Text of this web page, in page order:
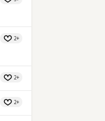
2+
2+
2+